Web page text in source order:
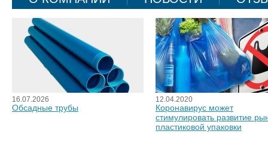
КАРТА САЙТА
16.07.2026
Обсадные трубы
12.04.2020
Коронавирус может
стимулировать развитие
пластиковой упаковки